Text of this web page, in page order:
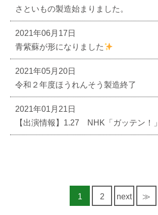
さといもの製造始まりました。
2021年06月17日
青紫蘇が形になりました
2021年05月20日
令和２年度ほうれんそう製造終了
2021年01月21日
【出演情報】1.27 NHK「ガッテン！」
1 2 next ≫